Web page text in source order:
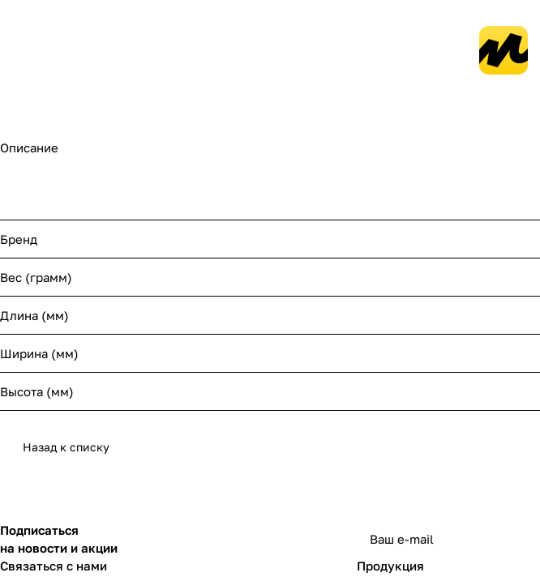
Описание
Бренд
Вес (грамм)
Длина (мм)
Ширина (мм)
Высота (мм)
Назад к списку
Подписаться
на новости и акции
Связаться с нами Продукция